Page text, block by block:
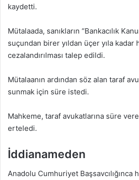
kaydetti.
Mütalaada, sanıkların “Bankacılık
suçundan birer yıldan üçer yıla kadar
cezalandırılması talep edildi.
Mütalaanın ardından söz alan taraf
sunmak için süre istedi.
Mahkeme, taraf avukatlarına süre
erteledi.
İddianameden
Anadolu Cumhuriyet Başsavcılığınca